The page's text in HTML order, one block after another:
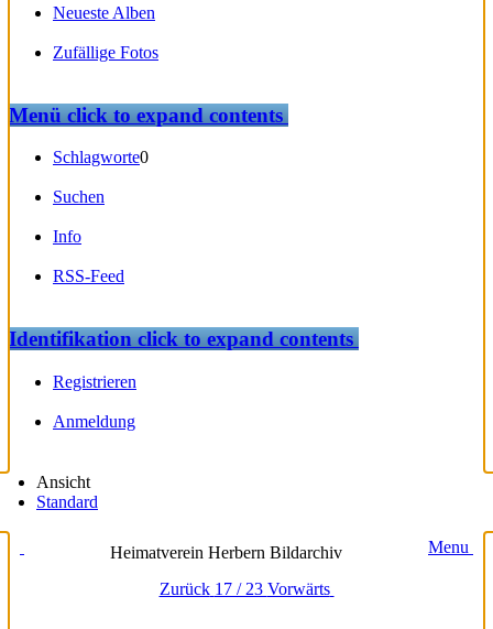
Neueste Alben
Zufällige Fotos
Menüclick to expand contents
Schlagworte0
Suchen
Info
RSS-Feed
Identifikationclick to expand contents
Registrieren
Anmeldung
Ansicht
Standard
Heimatverein Herbern Bildarchiv Menu
Zurück 17 / 23 Vorwärts